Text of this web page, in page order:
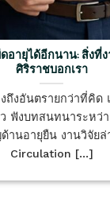
อายุได้อีกนาน: สิ่งที่
ศิริราชบอกเรา
ถึงอันตรายกว่าที่คิด
ว ฟังบทสนทนาระหว่
านอายุยืน งานวิจัยล่
Circulation [...]